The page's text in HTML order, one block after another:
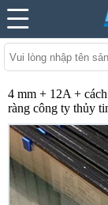
4 mm + 12A +
ràng công ty thủy